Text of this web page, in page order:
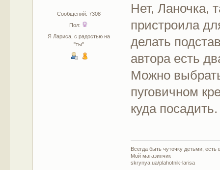
Сообщений: 7308
Пол:
Я Лариса, с радостью на
"ты"
Нет, Ланочка,
пристроила
делать
автора есть
Можно
пуговичном
куда посадить.
Всегда быть чуточку детьми,
Мой магазинчик
skrynya.ua/plahotnik-larisa